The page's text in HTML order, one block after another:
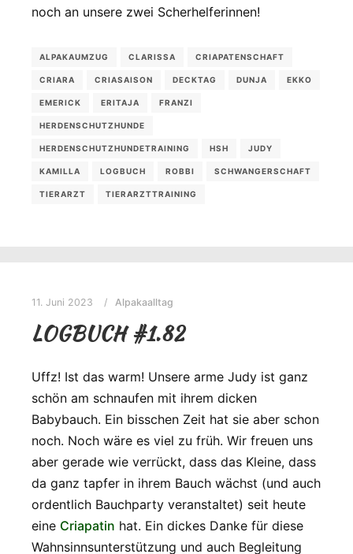
noch an unsere zwei Scherhelferinnen!
ALPAKAUMZUG CLARISSA CRIAPATENSCHAFT
CRIARA CRIASAISON DECKTAG DUNJA EKKO
EMERICK ERITAJA FRANZI
HERDENSCHUTZHUNDE
HERDENSCHUTZHUNDETRAINING HSH JUDY
KAMILLA LOGBUCH ROBBI SCHWANGERSCHAFT
TIERARZT TIERARZTTRAINING
11. Juni 2023 Alpakaalltag
LOGBUCH #1.82
Uffz! Ist das warm! Unsere arme Judy ist ganz
schön am schnaufen mit ihrem dicken
Babybauch. Ein bisschen Zeit hat sie aber schon
noch. Noch wäre es viel zu früh. Wir freuen uns
aber gerade wie verrückt, dass das Kleine, dass
da ganz tapfer in ihrem Bauch wächst (und auch
ordentlich Bauchparty veranstaltet) seit heute
eine Criapatin hat. Ein dickes Danke für diese
Wahnsinnsunterstützung und auch Begleitung